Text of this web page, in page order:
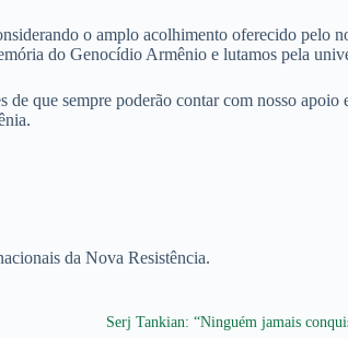
o amplo acolhimento oferecido pelo
do Genocídio Armênio e lutamos pela
de que sempre poderão contar com nosso
da Nova Resistência.
Serj Tankian: “Ninguém jamais